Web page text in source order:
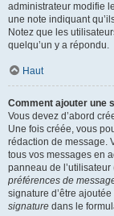
administrateur modifie
une note indiquant
Notez que les
quelqu’un y a répondu.
Haut
Comment ajouter une
Vous devez d’abord
Une fois créée, vous
rédaction de message.
tous vos messages en
panneau de
préférences de
signature d’être
signature dans le